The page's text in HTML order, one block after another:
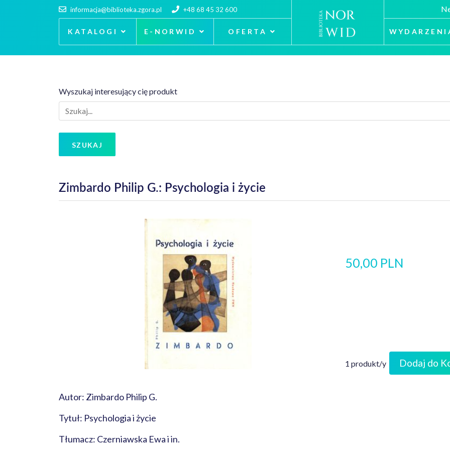
informacja@biblioteka.zgora.pl +48 68 45 32 600
KATALOGI E-NORWID OFERTA
Wyszukaj interesujący cię produkt
SZUKAJ
Zimbardo Philip G.: Psychologia i życie
50,00 PLN
1 produkt/y Dodaj do
Autor: Zimbardo Philip G.
Tytuł: Psychologia i życie
Tłumacz: Czerniawska Ewa i in.